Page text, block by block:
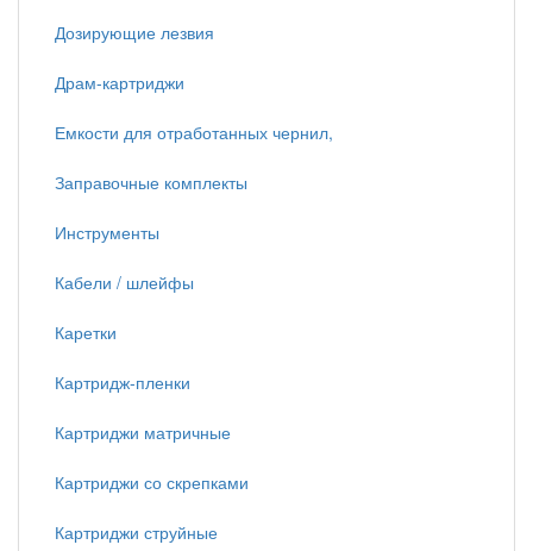
Дозирующие лезвия
Драм-картриджи
Емкости для отработанных чернил,
Заправочные комплекты
Инструменты
Кабели / шлейфы
Каретки
Картридж-пленки
Картриджи матричные
Картриджи со скрепками
Картриджи струйные